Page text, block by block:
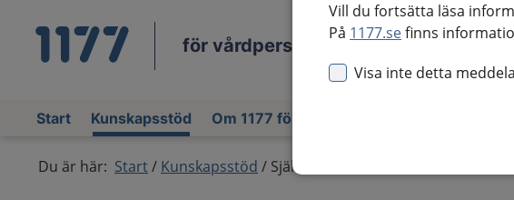
Vill du fortsätta läsa
På 1177.sefinns
Visa inte detta
för vårdpersonal Välj region
Start Kunskapsstöd Om 1177 för vårdpersonal
Du är här: Start Kunskapsstöd Självskadebeteende hos vuxna